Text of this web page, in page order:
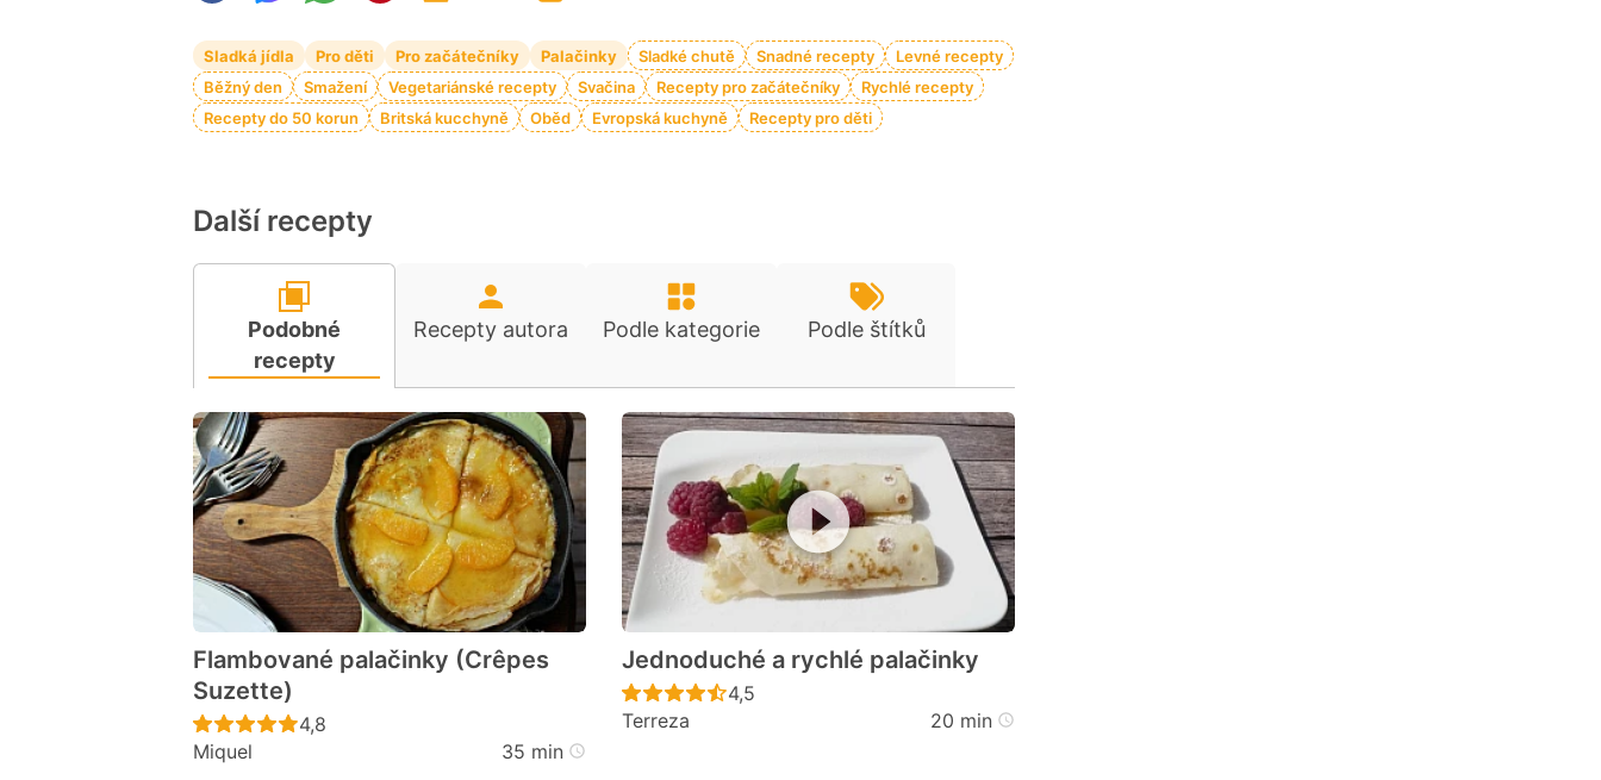
Sladká jídla Pro děti Pro začátečníky Palačinky Sladké chutě Snadné recepty
Levné recepty
Běžný den
Smažení Vegetariánské recepty Svačina Recepty pro začátečníky
Rychlé recepty
Recepty do 50 korun
Britská kucchyně Oběd Evropská kuchyně Recepty pro děti
Další recepty
Podobné
recepty
Recepty autora Podle kategorie Podle štítků
Flambované palačinky (Crêpes
Suzette)
Recept ještě nebyl hodnocen
4,8
Miquel
35 min
Jednoduché a rychlé palačinky
Recept ještě nebyl hodnocen
4,5
Terreza
20 min